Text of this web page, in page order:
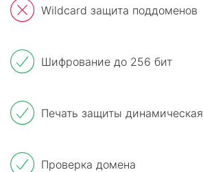
Wildcard защита поддоменов
Шифрование до 256 бит
Печать защиты динамическая
Проверка домена